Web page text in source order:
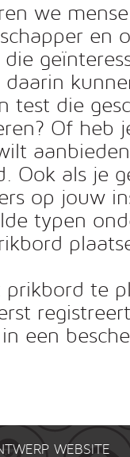
we
en
test die
Of heb
Ook als je
op jouw
typen
te
een
WEBSITE